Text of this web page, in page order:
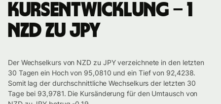
Kursentwicklung – 1
NZD zu JPY
Der Wechselkurs von NZD zu JPY verzeichnete in den letzten
30 Tagen ein Hoch von 95,0810 und ein Tief von 92,4238.
Somit lag der durchschnittliche Wechselkurs der letzten 30
Tage bei 93,9781. Die Kursänderung für den Umtausch von